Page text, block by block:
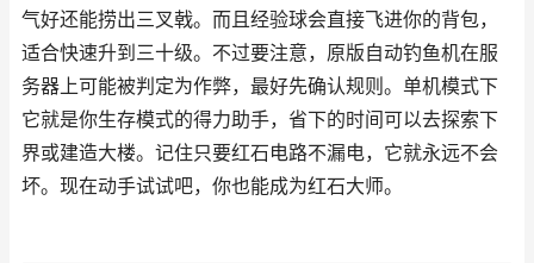
气好还能捞出三叉戟。而且经验球会直接飞进你的背包，
适合快速升到三十级。不过要注意，原版自动钓鱼机在服
务器上可能被判定为作弊，最好先确认规则。单机模式下
它就是你生存模式的得力助手，省下的时间可以去探索下
界或建造大楼。记住只要红石电路不漏电，它就永远不会
坏。现在动手试试吧，你也能成为红石大师。